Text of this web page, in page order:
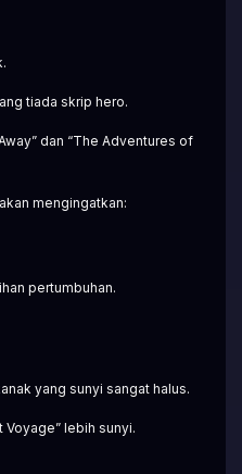
tiada skrip hero.
dan “The Adventures of
mengingatkan:
pertumbuhan.
yang sunyi sangat halus.
Voyage” lebih sunyi.